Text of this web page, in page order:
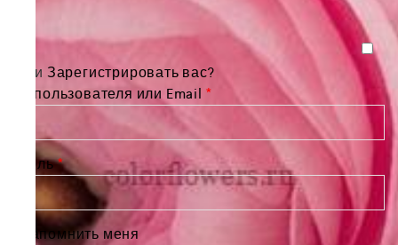
Войти Зарегистрировать вас?
Имя пользователя или Email *Обязательно
Пароль*Обязательно
Запомнить меня